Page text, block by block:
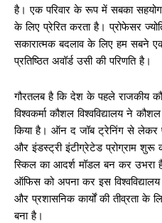
है। एक परिवार के रूप में सबका
के लिए प्रेरित करता है। प्रोफेसर
सकारात्मक बदलाव के लिए हम सबने
प्रतिष्ठित अवॉर्ड उसी की परिणति है।
गौरतलब है कि देश के पहले राजकीय
विश्वकर्मा कौशल विश्वविद्यालय ने
किया है। ऑन द जॉब ट्रेनिंग से लेकर
और इंडस्ट्री इंटीग्रेटेड प्रोग्राम शुरू
स्किल का आदर्श मॉडल बन कर उभरा
ऑफिस को अपना कर इस
और प्रशासनिक कार्यों की तीव्रता
बना है।